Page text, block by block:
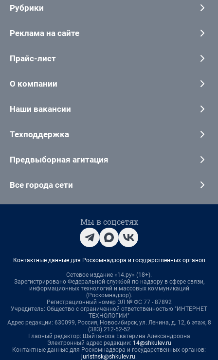
Рубрики
Реклама на сайте
Прайс-лист
О компании
Наши вакансии
Техподдержка
Предвыборная агитация
Все города сети
Мы в соцсетях
Контактные данные для Роскомнадзора и государственных органов
Сетевое издание «14.ру» (18+).
Зарегистрировано Федеральной службой по надзору в сфере связи,
информационных технологий и массовых коммуникаций
(Роскомнадзор).
Регистрационный номер ЭЛ № ФС 77 - 87892
Учредитель: Общество с ограниченной ответственностью "ИНТЕРНЕТ
ТЕХНОЛОГИИ"
Адрес редакции: 630099, Россия, Новосибирск, ул. Ленина, д. 12, 6 этаж, 8
(383) 212-52-52
Главный редактор: Шайтанова Екатерина Александровна
Электронный адрес редакции: 14@shkulev.ru
Контактные данные для Роскомнадзора и государственных органов:
juristnsk@shkulev.ru.